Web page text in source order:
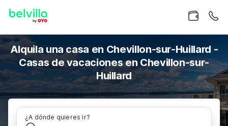
Alquila una casa en Chevillon-sur-Huillard -
Casas de vacaciones en Chevillon-sur-
Huillard
¿A dónde quieres ir?